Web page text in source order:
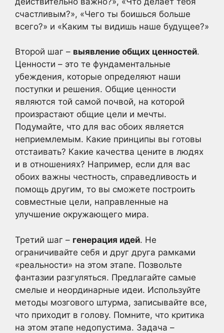
счастливым?», «Чего ты боишься больше
всего?» и «Каким ты видишь наше будущее?»
Второй шаг – выявление общих ценностей.
Ценности – это те фундаментальные
убеждения, которые определяют наши
поступки и решения. Общие ценности
являются той самой почвой, на которой
произрастают общие цели и мечты.
Подумайте, что для вас обоих является
неприемлемым. Какие принципы вы готовы
отстаивать? Какие качества цените в людях
и в отношениях? Например, если для вас
обоих важны честность, справедливость и
помощь другим, то вы сможете построить
совместные цели, направленные на
улучшение окружающего мира.
Третий шаг – генерация идей. Не
ограничивайте себя и друг друга рамками
«реальности» на этом этапе. Позвольте
фантазии разгуляться. Предлагайте самые
смелые и неординарные идеи. Используйте
методы мозгового штурма, записывайте все,
что приходит в голову. Помните, что критика
на этом этапе недопустима. Задача –